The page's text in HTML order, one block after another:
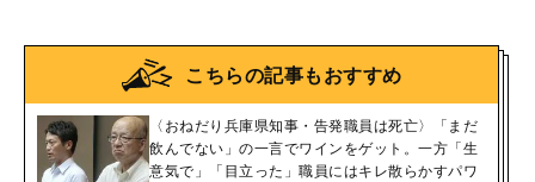
こちらの記事もおすすめ
〈おねだり兵庫県知事・告発職員は死亡〉「まだ
飲んでない」の一言でワインをゲット。一方「生
意気で」「目立った」職員にはキレ散らかすパワ